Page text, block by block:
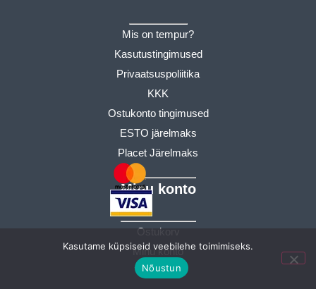
Mis on tempur?
Kasutustingimused
Privaatsuspoliitika
KKK
Ostukonto tingimused
ESTO järelmaks
Placet Järelmaks
Minu konto
Ostukorv
Minu konto
Tellimused
Kasutame küpsiseid veebilehe toimimiseks.
Nõustun